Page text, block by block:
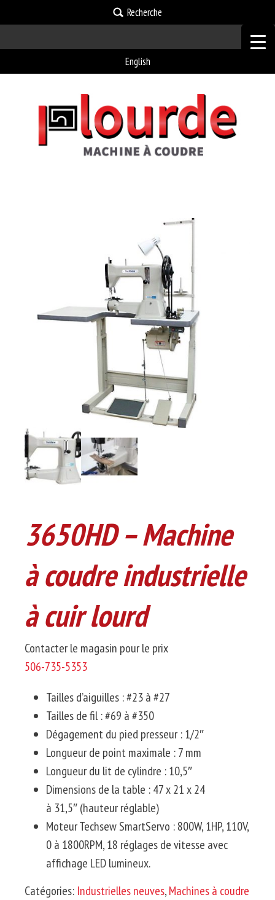
Recherche
English
3650HD – Machine
à coudre industrielle
à cuir lourd
Contacter le magasin pour le prix
506-735-5353
Tailles d’aiguilles :#23à#27
Tailles de fil :#69 à#350
Dégagement du pied presseur :1/2″
Longueur de point maximale :7 mm
Longueur du lit de cylindre :10,5″
Dimensions de la table :47 x 21 x 24
à 31,5″(hauteur réglable)
MoteurTechsewSmartServo :800W,1HP,110V,
0 à 1800RPM, 18 réglages de vitesse avec
affichage LED lumineux.
Catégories: Industrielles neuves,Machines à coudre